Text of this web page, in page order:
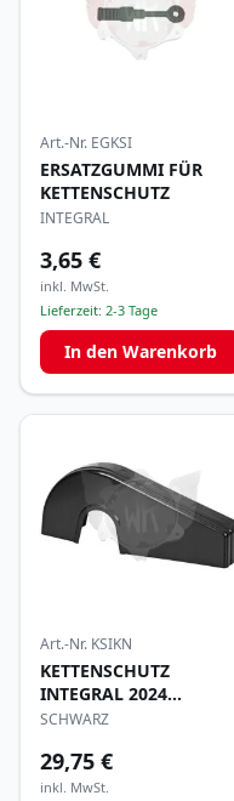
Art.-Nr. EGKSI
ERSATZGUMMI FÜR
KETTENSCHUTZ
INTEGRAL
3,65 €
inkl. MwSt.
Lieferzeit: 2-3 Tage
In den Warenkorb
Art.-Nr. KSIKN
KETTENSCHUTZ
INTEGRAL 2024
KUNSTSTOFF
SCHWARZ
29,75 €
inkl. MwSt.